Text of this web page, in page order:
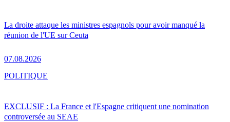
La droite attaque les ministres espagnols pour avoir manqué la
réunion de l'UE sur Ceuta
07.08.2026
EXCLUSIF : La France et l'Espagne critiquent une nomination
controversée au SEAE
POLITIQUE